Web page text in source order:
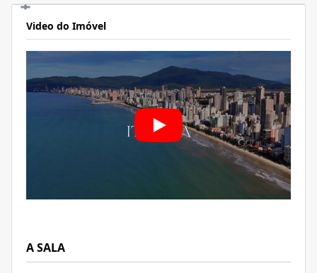
Video do Imóvel
A SALA